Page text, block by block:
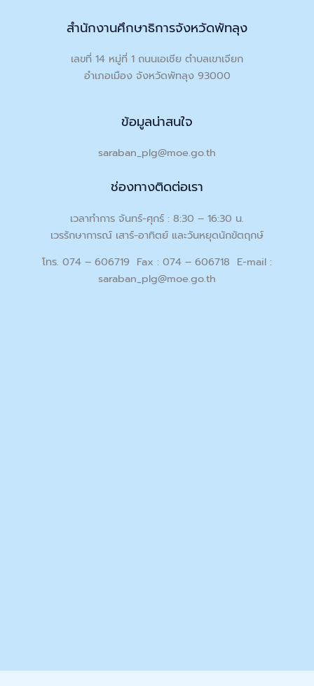
สำนักงานศึกษาธิการจังหวัดพัทลุง
เลขที่ 14 หมู่ที่ 1 ถนนเอเชีย ตำบลเขาเจียก
อำเภอเมือง จังหวัดพัทลุง 93000
ข้อมูลน่าสนใจ
saraban_plg@moe.go.th
ช่องทางติดต่อเรา
เวลาทำการ จันทร์-ศุกร์ : 8:30 – 16:30 น.
เวรรักษาการณ์ เสาร์-อาทิตย์ และวันหยุดนักขัตฤกษ์
โทร. 074 – 606719 Fax : 074 – 606718 E-mail :
saraban_plg@moe.go.th